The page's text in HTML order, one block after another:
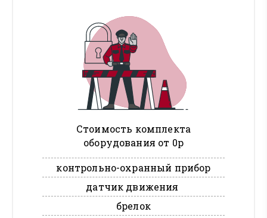
Стоимость комплекта
оборудования от 0р
контрольно-охранный прибор
датчик движения
брелок